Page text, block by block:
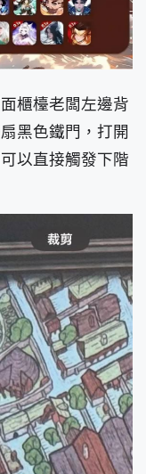
櫃檯老闆左邊背
黑色鐵門，打開
以直接觸發下階